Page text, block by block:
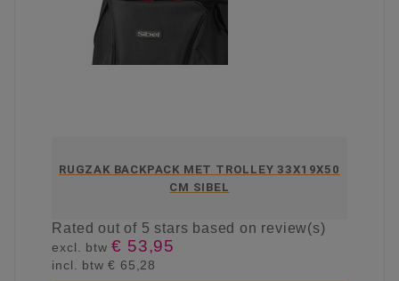
RUGZAK BACKPACK MET TROLLEY 33X19X50
CM SIBEL
Ratedout of 5 stars based on review(s)
excl. btw€ 53,95
incl. btw€ 65,28